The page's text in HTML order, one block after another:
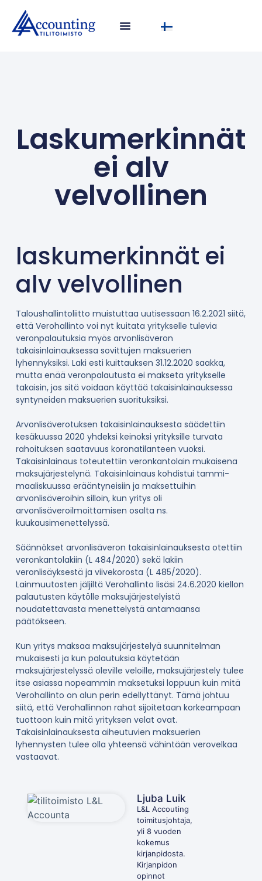
Laskumerkinnät
ei alv
velvollinen
laskumerkinnät ei
alv velvollinen
Taloushallintoliitto muistuttaa uutisessaan 16.2.2021 siitä,
että Verohallinto voi nyt kuitata yritykselle tulevia
veronpalautuksia myös arvonlisäveron
takaisinlainauksessa sovittujen maksuerien
lyhennyksiksi. Laki esti kuittauksen 31.12.2020 saakka,
mutta enää veronpalautusta ei makseta yritykselle
takaisin, jos sitä voidaan käyttää takaisinlainauksessa
syntyneiden maksuerien suorituksiksi.
Arvonlisäverotuksen takaisinlainauksesta säädettiin
kesäkuussa 2020 yhdeksi keinoksi yrityksille turvata
rahoituksen saatavuus koronatilanteen vuoksi.
Takaisinlainaus toteutettiin veronkantolain mukaisena
maksujärjestelynä. Takaisinlainaus kohdistui tammi-
maaliskuussa erääntyneisiin ja maksettuihin
arvonlisäveroihin silloin, kun yritys oli
arvonlisäveroilmoittamisen osalta ns.
kuukausimenettelyssä.
Säännökset arvonlisäveron takaisinlainauksesta otettiin
veronkantolakiin (L 484/2020) sekä lakiin
veronlisäyksestä ja viivekorosta (L 485/2020).
Lainmuutosten jäljiltä Verohallinto lisäsi 24.6.2020 kiellon
palautusten käytölle maksujärjestelyistä
noudatettavasta menettelystä antamaansa
päätökseen.
Kun yritys maksaa maksujärjestelyä suunnitelman
mukaisesti ja kun palautuksia käytetään
maksujärjestelyssä oleville veloille, maksujärjestely tulee
itse asiassa nopeammin maksetuksi loppuun kuin mitä
Verohallinto on alun perin edellyttänyt. Tämä johtuu
siitä, että Verohallinnon rahat sijoitetaan korkeampaan
tuottoon kuin mitä yrityksen velat ovat.
Takaisinlainauksesta aiheutuvien maksuerien
lyhennysten tulee olla yhteensä vähintään verovelkaa
vastaavat.
Ljuba Luik
L&L Accouting
toimitusjohtaja,
yli 8 vuoden
kokemus
kirjanpidosta.
Kirjanpidon
opinnot